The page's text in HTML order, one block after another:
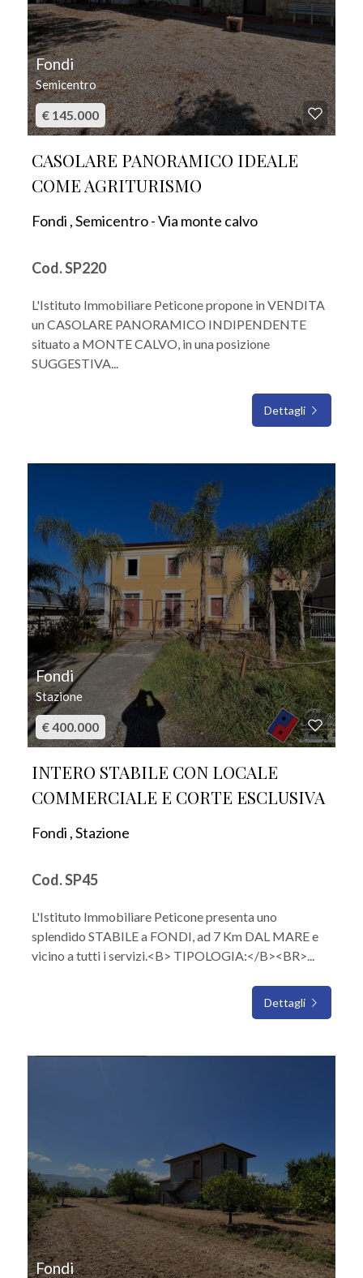
Fondi
Semicentro
€ 145.000
CASOLARE PANORAMICO IDEALE
COME AGRITURISMO
Fondi , Semicentro - Via monte calvo
Cod. SP220
L'Istituto Immobiliare Peticone propone in VENDITA
un CASOLARE PANORAMICO INDIPENDENTE
situato a MONTE CALVO, in una posizione
SUGGESTIVA...
Dettagli
Fondi
Stazione
€ 400.000
INTERO STABILE CON LOCALE
COMMERCIALE E CORTE ESCLUSIVA
Fondi , Stazione
Cod. SP45
L'Istituto Immobiliare Peticone presenta uno
splendido STABILE a FONDI, ad 7 Km DAL MARE e
vicino a tutti i servizi.<B> TIPOLOGIA:</B><BR>...
Dettagli
Fondi